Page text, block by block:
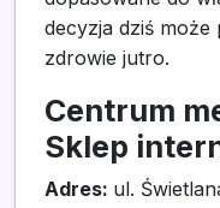
decyzja dziś może
zdrowie jutro.
Centrum
Sklep
Adres: ul.